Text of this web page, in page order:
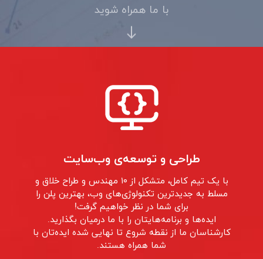
با ما همراه شوید
طراحی و توسعه‌ی وب‌سایت
با یک تیم کامل، متشکل از ۱۰ مهندس و طراح خلاق و
مسلط به جدیدترین تکنولوژی‌های وب، بهترین پلن را
برای شما در نظر خواهیم گرفت!
ایده‌ها و برنامه‌هایتان را با ما درمیان بگذارید.
کارشناسان ما از نقطه‌ شروع تا نهایی شده ایده‌تان با
شما همراه هستند.